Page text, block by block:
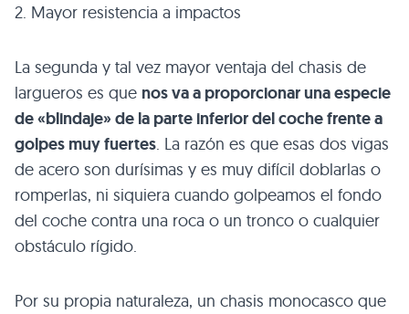
2. Mayor resistencia a impactos
La segunda y tal vez mayor ventaja del chasis de
largueros es que nos va a proporcionar una especie
de «blindaje» de la parte inferior del coche frente a
golpes muy fuertes. La razón es que esas dos vigas
de acero son durísimas y es muy difícil doblarlas o
romperlas, ni siquiera cuando golpeamos el fondo
del coche contra una roca o un tronco o cualquier
obstáculo rígido.
Por su propia naturaleza, un chasis monocasco que